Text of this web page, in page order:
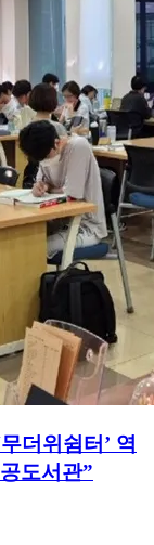
더위쉼터’ 역
도서관”